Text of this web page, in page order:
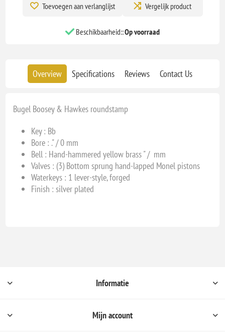
Toevoegen aan verlanglijst Vergelijk product
Beschikbaarheid::Op voorraad
Overview Specifications Reviews Contact Us
Bugel Boosey & Hawkes roundstamp
Key : Bb
Bore : ." / 0 mm
Bell : Hand-hammered yellow brass " / mm
Valves : (3) Bottom sprung hand-lapped Monel pistons
Waterkeys : 1 lever-style, forged
Finish :silver plated
Informatie
Mijn account